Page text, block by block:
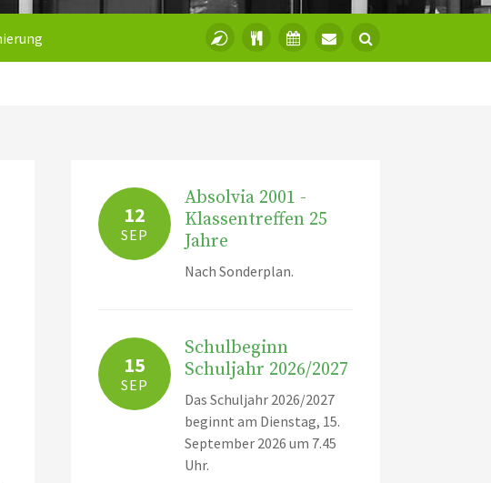
12
SEP
Absolvia 2001 -
Klassentreffen 25
Jahre
Nach Sonderplan.
15
SEP
Schulbeginn
Schuljahr 2026/2027
Das Schuljahr 2026/2027
beginnt am Dienstag, 15.
September 2026 um 7.45
Uhr.